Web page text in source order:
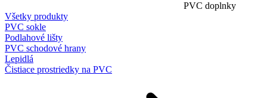
PVC doplnky
Všetky produkty
PVC sokle
Podlahové lišty
PVC schodové hrany
Lepidlá
Čistiace prostriedky na PVC